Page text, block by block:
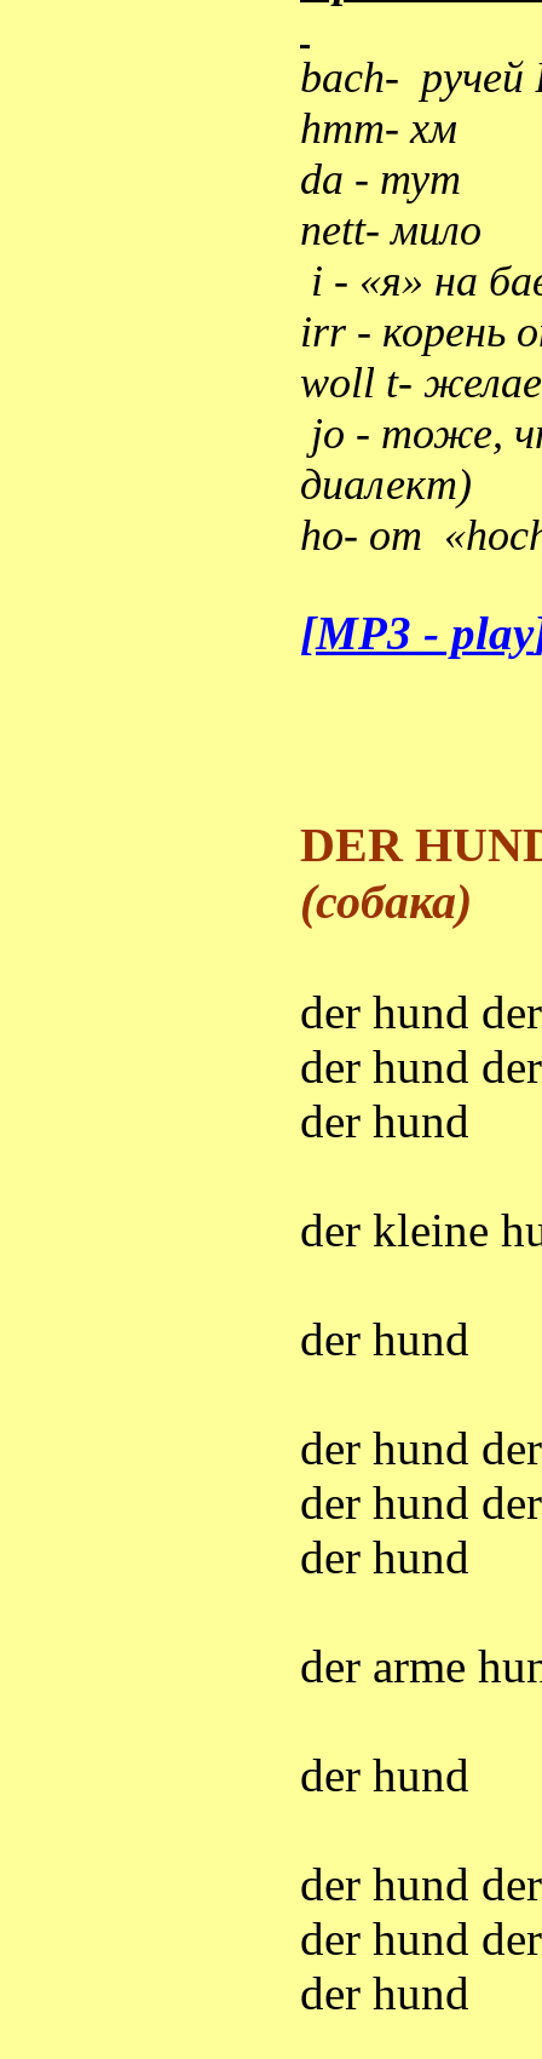
bach- ручей
hmm-хм
da - тут
nett-мило
i - «я» на
irr - корень
woll t-
jo - тоже,
диалект)
ho- от
[MP3 - play
DER
(собака)
der hund
der hund
der hund
der kleine
der hund
der hund
der hund
der hund
der arme
der hund
der hund
der hund
der hund